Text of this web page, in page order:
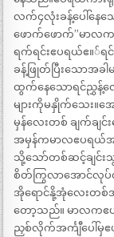
လက်၄လုံးခန့်ပေါ်နေသ
ဖောက်ဖောက်”မာလ
ရက်ရင်းဧပရယ်ဧ။်ရင်
ခန့်ဖြုတ်ပြီးသောအခ
ထွက်နေသောရင်ညွှန့်လ
များကိုမနှိုက်သေး။
မှန်လေးတစ် ချက်ချ
အမှန်ကမာလဧပရယ်အ
သို့သော်တစ်ဆင့်ချင်းသွ
စိတ်ကြွလာအောင်လုပ်
အိုရောင်နို့အုံလေးတစ်အုံမှ
တော့သည်။ မာလကဧ
ညှစ်လိုက်အင်္ကျီပေါ်မှ